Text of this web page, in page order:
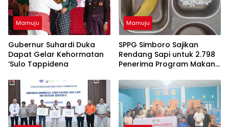
Mamuju
Gubernur Suhardi Duka
Dapat Gelar Kehormatan
‘Sulo Tappidena
Mamuju
SPPG Simboro Sajikan
Rendang Sapi untuk 2.798
Penerima Program Makan